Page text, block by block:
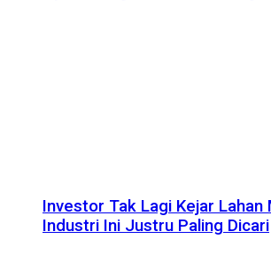
Investor Tak Lagi Kejar Lahan
Industri Ini Justru Paling Dicari